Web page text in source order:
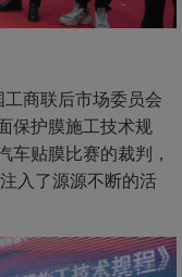
工商联后市场委员会
保护膜施工技术规
车贴膜比赛的裁判，
入了源源不断的活